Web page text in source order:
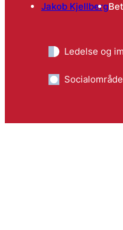
Jakob Kjellberg
Ledelse og